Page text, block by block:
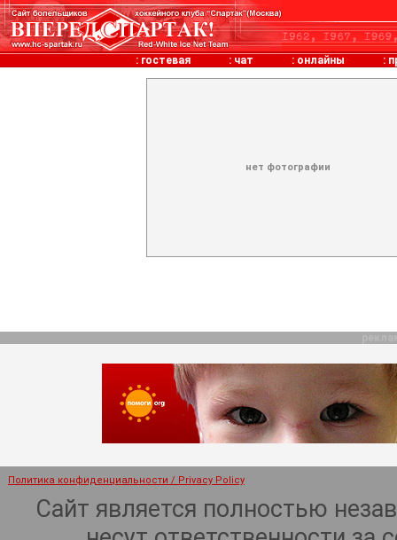
: гостевая : чат : онлайны :
нет фотографии
Политика конфиденциальности / Privacy Policy
Сайт является полностью